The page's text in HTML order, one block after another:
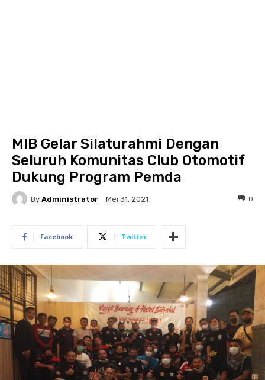
MIB Gelar Silaturahmi Dengan
Seluruh Komunitas Club Otomotif
Dukung Program Pemda
By Administrator Mei 31, 2021 0
Facebook Twitter